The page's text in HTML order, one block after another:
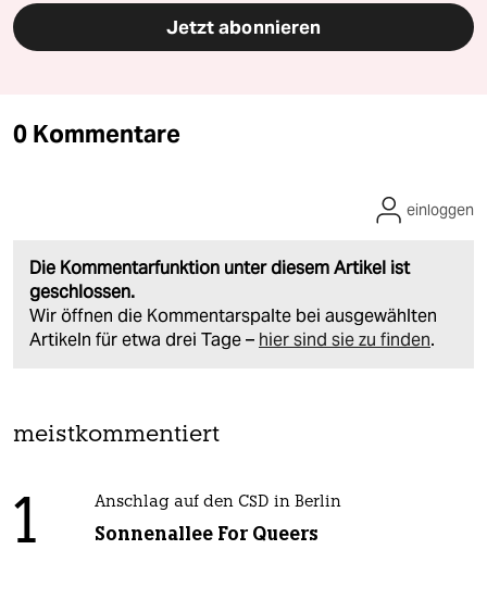
Jetzt abonnieren
0 Kommentare
Die Kommentarfunktion unter diesem Artikel ist
geschlossen.
Wir öffnen die Kommentarspalte bei ausgewählten
Artikeln für etwa drei Tage – hier sind sie zu finden.
einloggen
meistkommentiert
1 Anschlag auf den CSD in Berlin
Sonnenallee For Queers